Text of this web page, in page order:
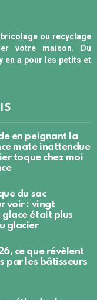
ou recyclage
votre maison. Du
en a pour les petits et
en peignant la
mate inattendue
toque chez moi
du sac
voir : vingt
glace était plus
glacier
ce que révèlent
par les bâtisseurs